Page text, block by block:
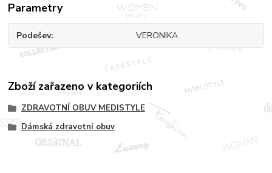
Parametry
Podešev VERONIKA
Zboží zařazeno v kategoriích
ZDRAVOTNÍ OBUV MEDISTYLE
Dámská zdravotní obuv